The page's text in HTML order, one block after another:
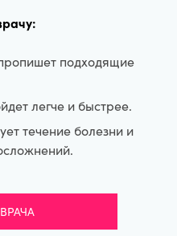
подходящие
легче и быстрее.
течение болезни и